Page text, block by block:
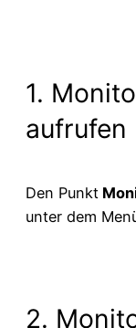
1.
aufrufen
Den Punkt
unter dem
2.